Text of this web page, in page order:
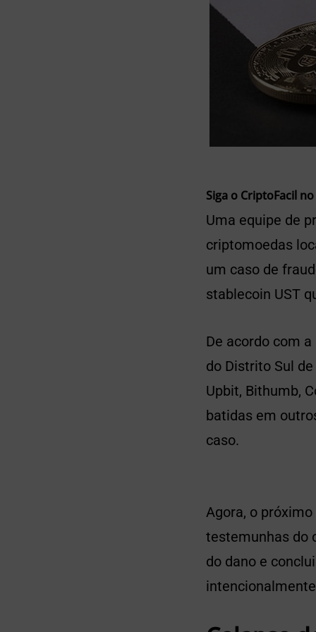
Siga o CriptoFacil no
Uma equipe de
criptomoedas
um caso de
stablecoin UST
De acordo com
do Distrito Sul
Upbit, Bithumb,
batidas em
caso.
Agora, o
testemunhas do
do dano e